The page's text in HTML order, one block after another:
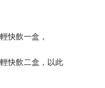
快飲一盒，
快飲二盒，以此